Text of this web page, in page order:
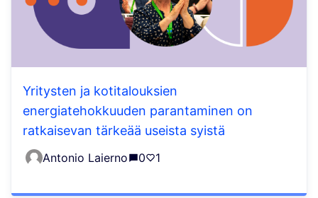
Yritysten ja kotitalouksien
energiatehokkuuden parantaminen on
ratkaisevan tärkeää useista syistä
Antonio Laierno 0 1